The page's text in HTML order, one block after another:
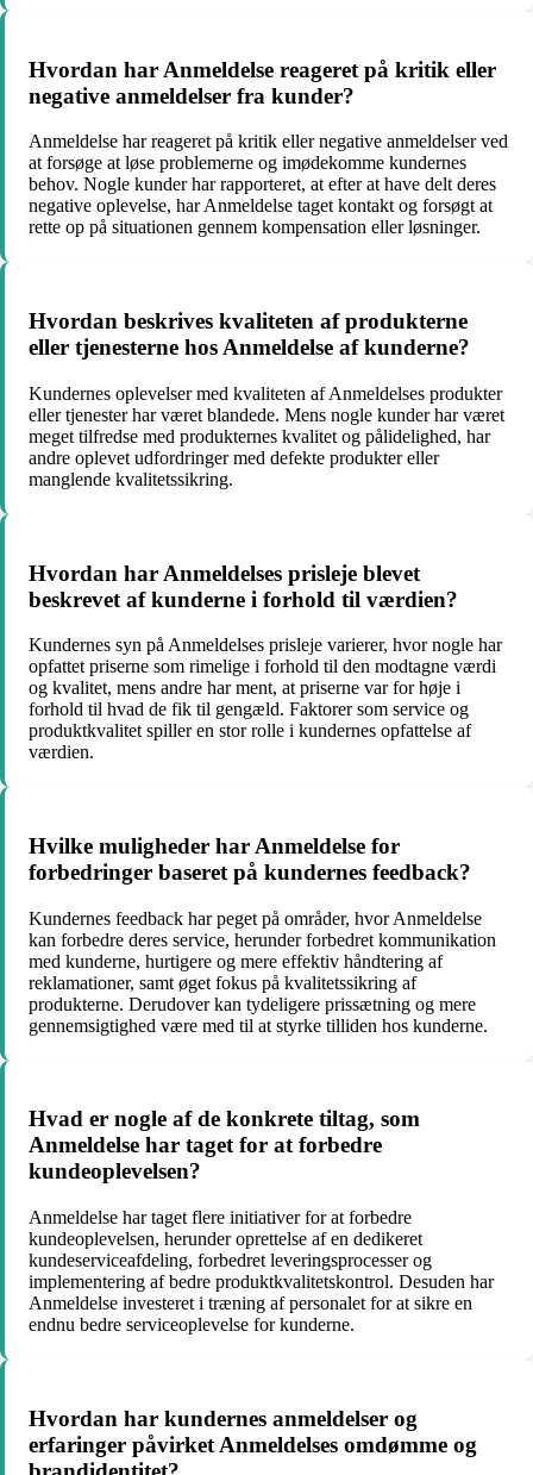
Hvordan har Anmeldelse reageret på kritik eller
negative anmeldelser fra kunder?
Anmeldelse har reageret på kritik eller negative anmeldelser ved
at forsøge at løse problemerne og imødekomme kundernes
behov. Nogle kunder har rapporteret, at efter at have delt deres
negative oplevelse, har Anmeldelse taget kontakt og forsøgt at
rette op på situationen gennem kompensation eller løsninger.
Hvordan beskrives kvaliteten af produkterne
eller tjenesterne hos Anmeldelse af kunderne?
Kundernes oplevelser med kvaliteten af Anmeldelses produkter
eller tjenester har været blandede. Mens nogle kunder har været
meget tilfredse med produkternes kvalitet og pålidelighed, har
andre oplevet udfordringer med defekte produkter eller
manglende kvalitetssikring.
Hvordan har Anmeldelses prisleje blevet
beskrevet af kunderne i forhold til værdien?
Kundernes syn på Anmeldelses prisleje varierer, hvor nogle har
opfattet priserne som rimelige i forhold til den modtagne værdi
og kvalitet, mens andre har ment, at priserne var for høje i
forhold til hvad de fik til gengæld. Faktorer som service og
produktkvalitet spiller en stor rolle i kundernes opfattelse af
værdien.
Hvilke muligheder har Anmeldelse for
forbedringer baseret på kundernes feedback?
Kundernes feedback har peget på områder, hvor Anmeldelse
kan forbedre deres service, herunder forbedret kommunikation
med kunderne, hurtigere og mere effektiv håndtering af
reklamationer, samt øget fokus på kvalitetssikring af
produkterne. Derudover kan tydeligere prissætning og mere
gennemsigtighed være med til at styrke tilliden hos kunderne.
Hvad er nogle af de konkrete tiltag, som
Anmeldelse har taget for at forbedre
kundeoplevelsen?
Anmeldelse har taget flere initiativer for at forbedre
kundeoplevelsen, herunder oprettelse af en dedikeret
kundeserviceafdeling, forbedret leveringsprocesser og
implementering af bedre produktkvalitetskontrol. Desuden har
Anmeldelse investeret i træning af personalet for at sikre en
endnu bedre serviceoplevelse for kunderne.
Hvordan har kundernes anmeldelser og
erfaringer påvirket Anmeldelses omdømme og